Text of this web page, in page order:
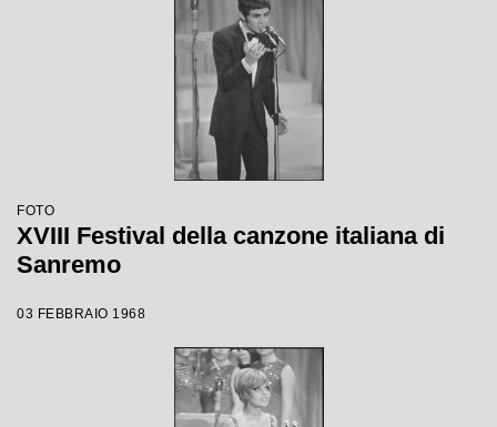
FOTO
XVIII Festival della canzone italiana di
Sanremo
03 FEBBRAIO 1968